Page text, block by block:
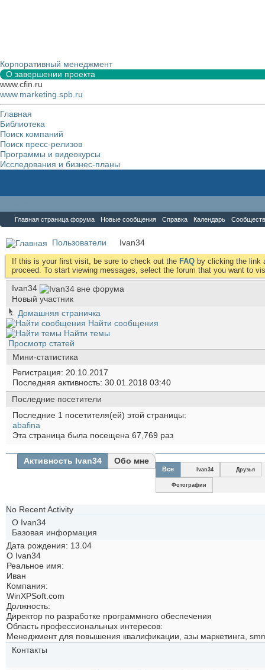
Корпоративный менеджмент
О завершении проекта
www.cfin.ru
www.marketing.spb.ru
Главная
Библиотека
Поиск компаний
Поиск пресс-релизов
Программы и видеокурсы
Исследования и бизнес-планы
Главная страница форума Новые сообщения Справка Календарь
Пользователи Ivan34
If this is your first visit, be sure to check out the FAQ by clicking the link
proceed. To start viewing messages, select the forum that you want to
Ivan34
Новый участник
Домашняя страничка
Найти сообщения
Найти темы
Просмотр статей
Мини-статистика
Регистрация
20.10.2017
Последняя активность 30.01.2018 03:40
Последние посетители
Последние 1 посетителя(ей) этой страницы:
abafina
Эта страница была посещена 67,769 раз
Активность Ivan34 Обо мне
Все Ivan34 Друзья
Фотографии
No Recent Activity
О Ivan34
Базовая информация
Дата рождения
13.04
О Ivan34
Реальное имя:
Иван
Компания:
WinXPSoft.com
Должность:
Директор по разработке программного обеспечения
Область профессиональных интересов:
Менеджмент для повышения квалификации, азы маркетинга,
Контакты